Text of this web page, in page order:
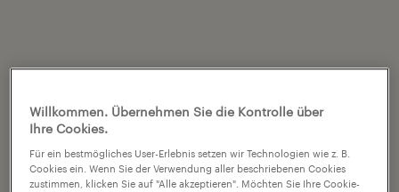
Willkommen. Übernehmen Sie die Kontrolle über
Ihre Cookies.
Für ein bestmögliches User-Erlebnis setzen wir Technologien wie z. B.
Cookies ein. Wenn Sie der Verwendung aller beschriebenen Cookies
zustimmen, klicken Sie auf "Alle akzeptieren". Möchten Sie Ihre Cookie-